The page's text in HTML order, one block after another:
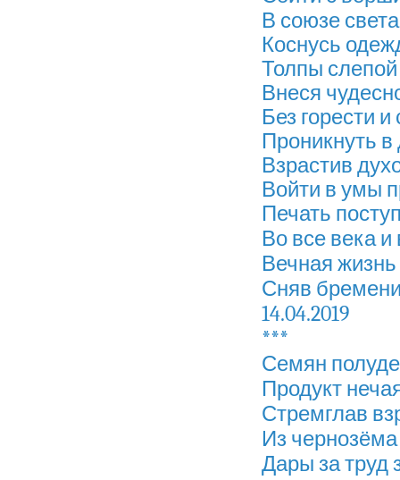
В союзе
Коснусь
Толпы слепой
Внеся
Без горести
Проникнуть
Взрастив
Войти в умы
Печать
Во все века
Вечная
Сняв
14.04.2019
***
Семян
Продукт
Стремглав
Из
Дары за труд